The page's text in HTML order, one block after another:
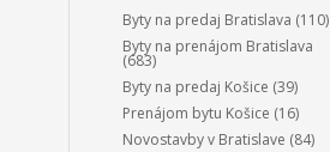
Byty na predaj Bratislava (110)
Byty na prenájom Bratislava
(683)
Byty na predaj Košice (39)
Prenájom bytu Košice (16)
Novostavby v Bratislave (84)